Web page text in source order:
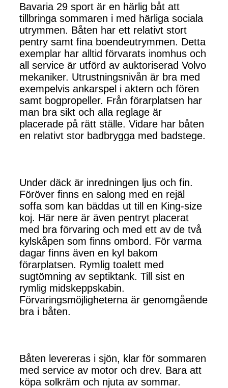
Bavaria 29 sport är en härlig båt att
tillbringa sommaren i med härliga sociala
utrymmen. Båten har ett relativt stort
pentry samt fina boendeutrymmen. Detta
exemplar har alltid förvarats inomhus och
all service är utförd av auktoriserad Volvo
mekaniker. Utrustningsnivån är bra med
exempelvis ankarspel i aktern och fören
samt bogpropeller. Från förarplatsen har
man bra sikt och alla reglage är
placerade på rätt ställe. Vidare har båten
en relativt stor badbrygga med badstege.
Under däck är inredningen ljus och fin.
Föröver finns en salong med en rejäl
soffa som kan bäddas ut till en King-size
koj. Här nere är även pentryt placerat
med bra förvaring och med ett av de två
kylskåpen som finns ombord. För varma
dagar finns även en kyl bakom
förarplatsen. Rymlig toalett med
sugtömning av septiktank. Till sist en
rymlig midskeppskabin.
Förvaringsmöjligheterna är genomgående
bra i båten.
Båten levereras i sjön, klar för sommaren
med service av motor och drev. Bara att
köpa solkräm och njuta av sommar.